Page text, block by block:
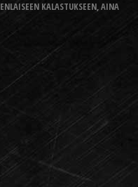
KALASTUKSEEN, AINA